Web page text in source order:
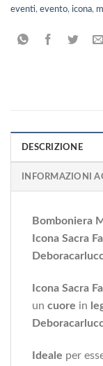
eventi, evento, icona,
DESCRIZIONE
INFORMAZIONI
Bomboniera
Icona Sacra
Icona Sacra
un cuore in
Ideale per